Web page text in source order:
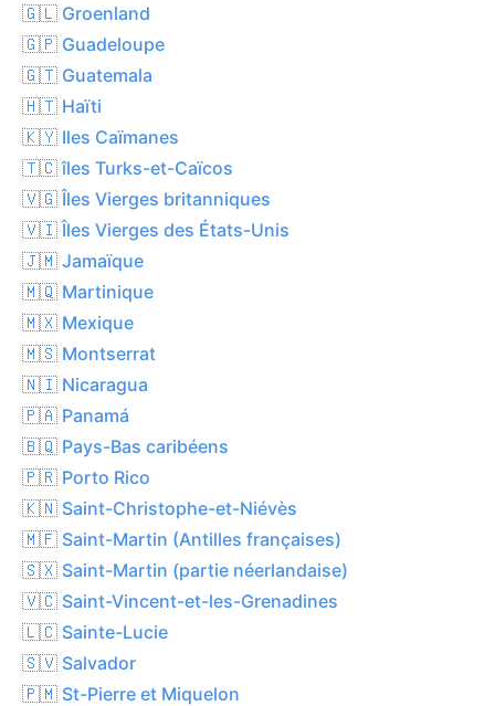
🇬🇱 Groenland
🇬🇵 Guadeloupe
🇬🇹 Guatemala
🇭🇹 Haïti
🇰🇾 Iles Caïmanes
🇹🇨 îles Turks-et-Caïcos
🇻🇬 Îles Vierges britanniques
🇻🇮 Îles Vierges des États-Unis
🇯🇲 Jamaïque
🇲🇶 Martinique
🇲🇽 Mexique
🇲🇸 Montserrat
🇳🇮 Nicaragua
🇵🇦 Panamá
🇧🇶 Pays-Bas caribéens
🇵🇷 Porto Rico
🇰🇳 Saint-Christophe-et-Niévès
🇲🇫 Saint-Martin (Antilles françaises)
🇸🇽 Saint-Martin (partie néerlandaise)
🇻🇨 Saint-Vincent-et-les-Grenadines
🇱🇨 Sainte-Lucie
🇸🇻 Salvador
🇵🇲 St-Pierre et Miquelon